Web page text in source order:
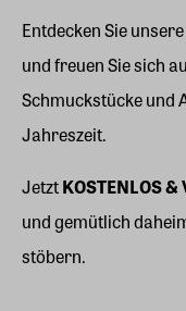
Entdecken Sie
und freuen Sie sich
Schmuckstücke und
Jahreszeit.
JetztKOSTENLOS &
und gemütlich
stöbern.